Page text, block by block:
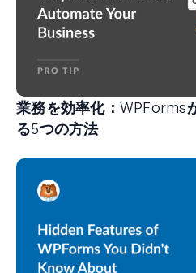
業務を効率化：WPForms
る5つの方法